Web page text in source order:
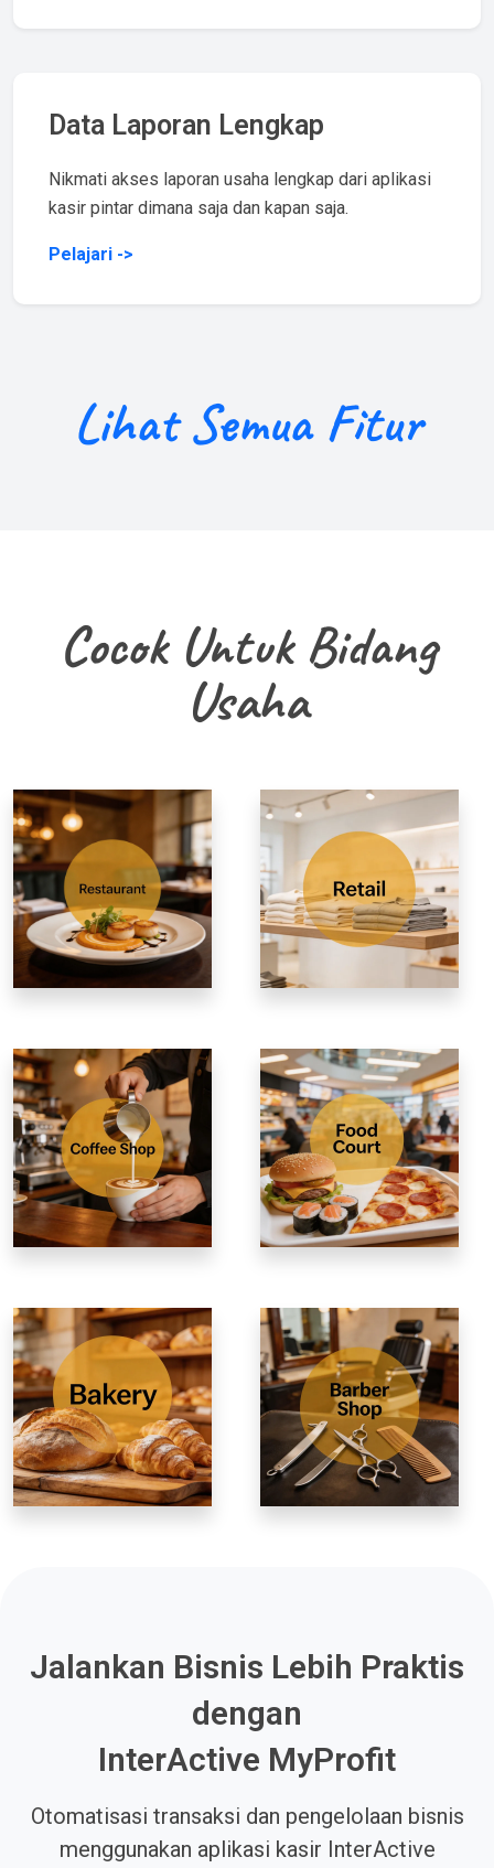
Data Laporan Lengkap
Nikmati akses laporan usaha lengkap dari aplikasi
kasir pintar dimana saja dan kapan saja.
Pelajari ->
Lihat Semua Fitur
Cocok Untuk Bidang
Usaha
Jalankan Bisnis Lebih Praktis
dengan
InterActive MyProfit
Otomatisasi transaksi dan pengelolaan bisnis
menggunakan aplikasi kasir InterActive